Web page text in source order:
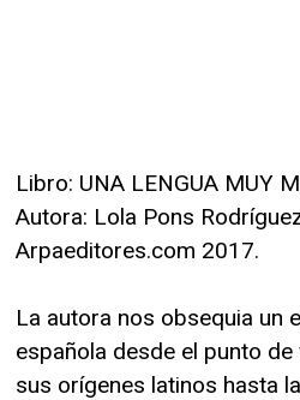
Libro: UNA LENGUA MUY
Autora: Lola Pons
Arpaeditores.com 2017.
La autora nos obsequia un
española desde el punto
sus orígenes latinos hasta